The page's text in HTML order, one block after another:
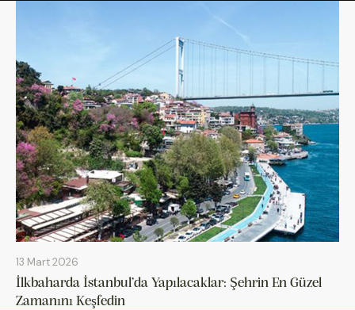
13 Mart 2026
İlkbaharda İstanbul’da Yapılacaklar: Şehrin En Güzel
Zamanını Keşfedin